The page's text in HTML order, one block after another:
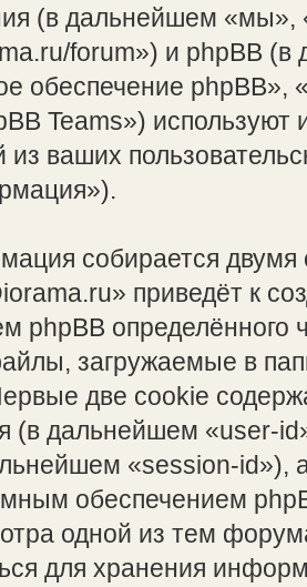
(в дальнейшем
forum») и phpBB
обеспечение phpBB»,
Teams»)
ваших
собирается двумя
приведёт к
phpBB
загружаемые в
две cookie
(в дальнейшем «user-
«session-id»),
обеспечением
одной из тем
для хранения